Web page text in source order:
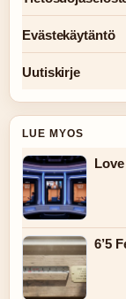
Evästekäytäntö
Uutiskirje
LUE MYOS
6’5